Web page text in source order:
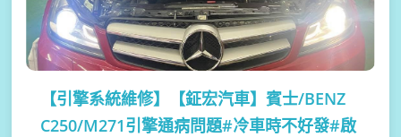
【引擎系統維修】
【鉦宏汽車】賓士/BENZ
C250/M271引擎通病問題#冷車時不好發#啟